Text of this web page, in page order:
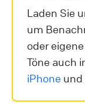
Laden Sie
um
oder
Töne auch
iPhone und